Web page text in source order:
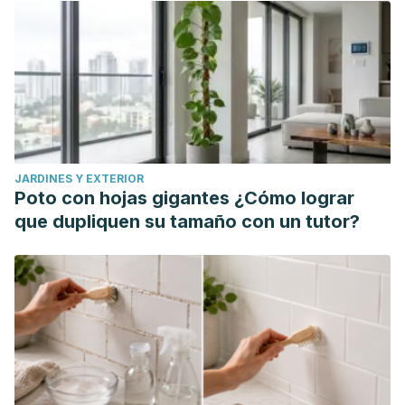
Duque, K.; Serván, S.; Villafuerte, B.; Vizcarra, J.; Zamudio,
R.; Neira, E.; Carrá, A.; Fernández, O.; Rivera, V.; Guía de
Práctica Clínica para el Diagnóstico y Tratamiento de
Esclerosis Múltiple en Adultos; Revista Neuropsiquiátrica;
82 (4): 242 - 257; 2019.
Díez-Tejedor, E. (2009). Acetato de glatiramero en
pacientes con esclerosis múltiple remitente-recurrente no
respondedores al interferón beta.
438.
"Mecanismos básicos de acción del fingolimod en relación
con la esclerosis múltiple."
Rev. neurol.(Ed. impr.)
37.
Gurtubay, G.;
Morales, G.; Gállego, J.;Martín, E.;Maraví, E.;
Tolerancia al Interferón Beta-1b en Pacientes con
Esclerosis Múltiple Remitente Recurrente después de más
JARDINES Y EXTERIOR
Poto con hojas gigantes ¿Cómo lograr
que dupliquen su tamaño con un tutor?